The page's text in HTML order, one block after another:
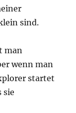
sind.
man
wenn man
startet
sie